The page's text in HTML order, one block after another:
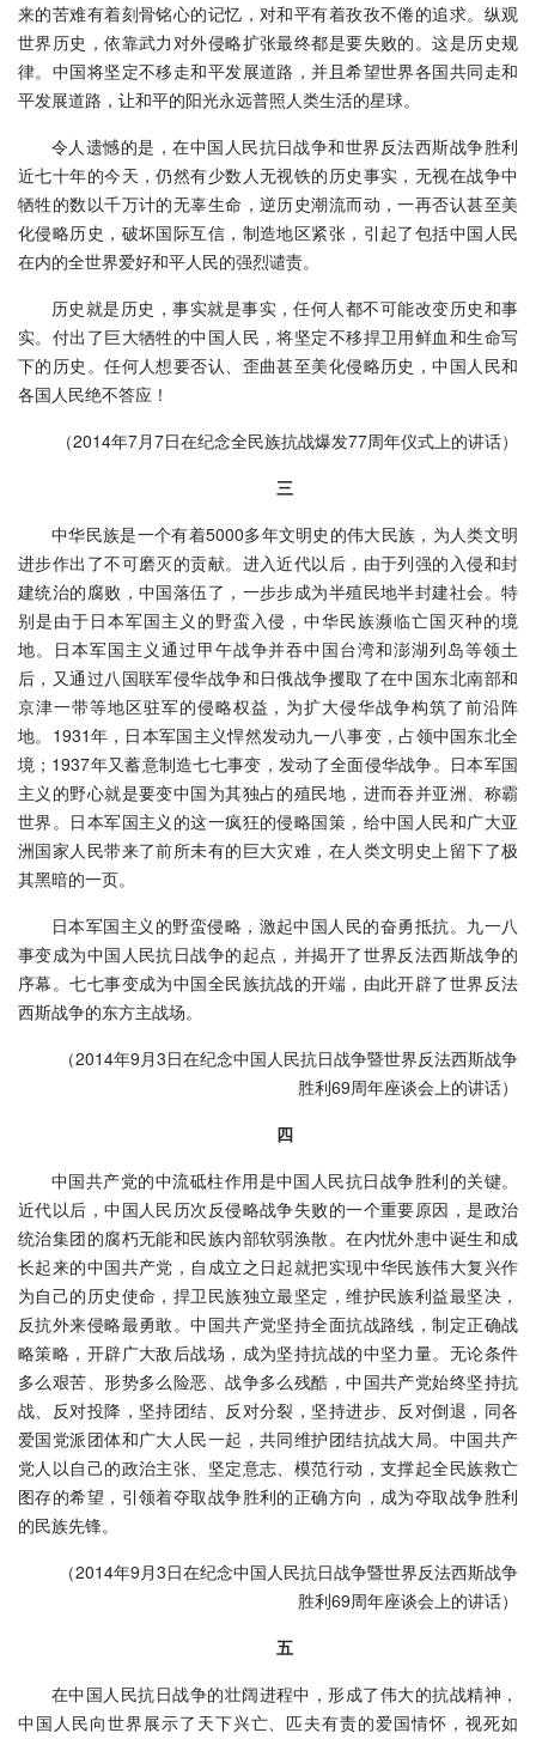
来的苦难有着刻骨铭心的记忆，对和平有着孜孜不倦的追求。纵观
世界历史，依靠武力对外侵略扩张最终都是要失败的。这是历史规
律。中国将坚定不移走和平发展道路，并且希望世界各国共同走和
平发展道路，让和平的阳光永远普照人类生活的星球。
令人遗憾的是，在中国人民抗日战争和世界反法西斯战争胜利
近七十年的今天，仍然有少数人无视铁的历史事实，无视在战争中
牺牲的数以千万计的无辜生命，逆历史潮流而动，一再否认甚至美
化侵略历史，破坏国际互信，制造地区紧张，引起了包括中国人民
在内的全世界爱好和平人民的强烈谴责。
历史就是历史，事实就是事实，任何人都不可能改变历史和事
实。付出了巨大牺牲的中国人民，将坚定不移捍卫用鲜血和生命写
下的历史。任何人想要否认、歪曲甚至美化侵略历史，中国人民和
各国人民绝不答应！
（2014年7月7日在纪念全民族抗战爆发77周年仪式上的讲话）
三
中华民族是一个有着5000多年文明史的伟大民族，为人类文明
进步作出了不可磨灭的贡献。进入近代以后，由于列强的入侵和封
建统治的腐败，中国落伍了，一步步成为半殖民地半封建社会。特
别是由于日本军国主义的野蛮入侵，中华民族濒临亡国灭种的境
地。日本军国主义通过甲午战争并吞中国台湾和澎湖列岛等领土
后，又通过八国联军侵华战争和日俄战争攫取了在中国东北南部和
京津一带等地区驻军的侵略权益，为扩大侵华战争构筑了前沿阵
地。1931年，日本军国主义悍然发动九一八事变，占领中国东北全
境；1937年又蓄意制造七七事变，发动了全面侵华战争。日本军国
主义的野心就是要变中国为其独占的殖民地，进而吞并亚洲、称霸
世界。日本军国主义的这一疯狂的侵略国策，给中国人民和广大亚
洲国家人民带来了前所未有的巨大灾难，在人类文明史上留下了极
其黑暗的一页。
日本军国主义的野蛮侵略，激起中国人民的奋勇抵抗。九一八
事变成为中国人民抗日战争的起点，并揭开了世界反法西斯战争的
序幕。七七事变成为中国全民族抗战的开端，由此开辟了世界反法
西斯战争的东方主战场。
（2014年9月3日在纪念中国人民抗日战争暨世界反法西斯战争
胜利69周年座谈会上的讲话）
四
中国共产党的中流砥柱作用是中国人民抗日战争胜利的关键。
近代以后，中国人民历次反侵略战争失败的一个重要原因，是政治
统治集团的腐朽无能和民族内部软弱涣散。在内忧外患中诞生和成
长起来的中国共产党，自成立之日起就把实现中华民族伟大复兴作
为自己的历史使命，捍卫民族独立最坚定，维护民族利益最坚决，
反抗外来侵略最勇敢。中国共产党坚持全面抗战路线，制定正确战
略策略，开辟广大敌后战场，成为坚持抗战的中坚力量。无论条件
多么艰苦、形势多么险恶、战争多么残酷，中国共产党始终坚持抗
战、反对投降，坚持团结、反对分裂，坚持进步、反对倒退，同各
爱国党派团体和广大人民一起，共同维护团结抗战大局。中国共产
党人以自己的政治主张、坚定意志、模范行动，支撑起全民族救亡
图存的希望，引领着夺取战争胜利的正确方向，成为夺取战争胜利
的民族先锋。
（2014年9月3日在纪念中国人民抗日战争暨世界反法西斯战争
胜利69周年座谈会上的讲话）
五
在中国人民抗日战争的壮阔进程中，形成了伟大的抗战精神，
中国人民向世界展示了天下兴亡、匹夫有责的爱国情怀，视死如